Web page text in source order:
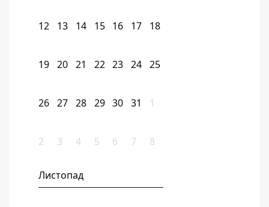
12 13 14 15 16 17 18
19 20 21 22 23 24 25
26 27 28 29 30 31 1
2 3 4 5 6 7 8
Листопад